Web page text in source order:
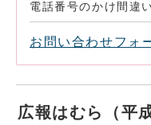
電話番号のかけ間違
お問い合わせフォ
広報はむら（平